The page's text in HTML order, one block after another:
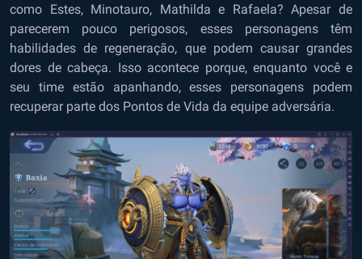
como Estes, Minotauro, Mathilda e Rafaela? Apesar de
parecerem pouco perigosos, esses personagens têm
habilidades de regeneração, que podem causar grandes
dores de cabeça. Isso acontece porque, enquanto você e
seu time estão apanhando, esses personagens podem
recuperar parte dos Pontos de Vida da equipe adversária.